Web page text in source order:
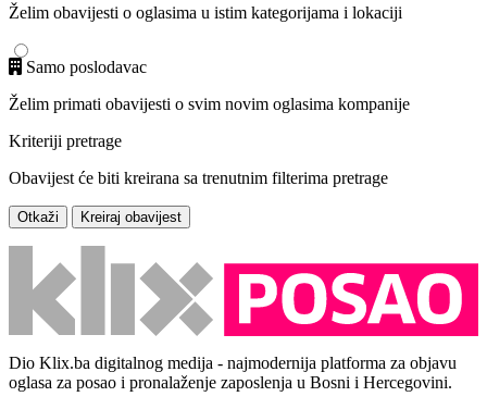
Želim obavijesti o oglasima u istim kategorijama i lokaciji
Samo poslodavac
Želim primati obavijesti o svim novim oglasima kompanije
Kriteriji pretrage
Obavijest će biti kreirana sa trenutnim filterima pretrage
Otkaži Kreiraj obavijest
Dio Klix.ba digitalnog medija - najmodernija platforma za objavu
oglasa za posao i pronalaženje zaposlenja u Bosni i Hercegovini.